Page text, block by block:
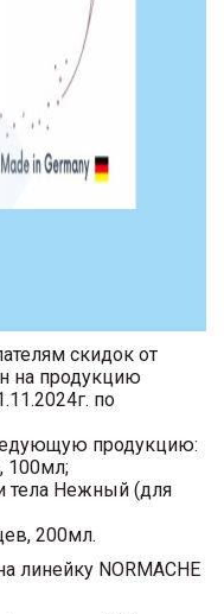
скидок от
на продукцию
по
продукцию:
100мл;
тела Нежный (для
200мл.
линейку NORMACHE